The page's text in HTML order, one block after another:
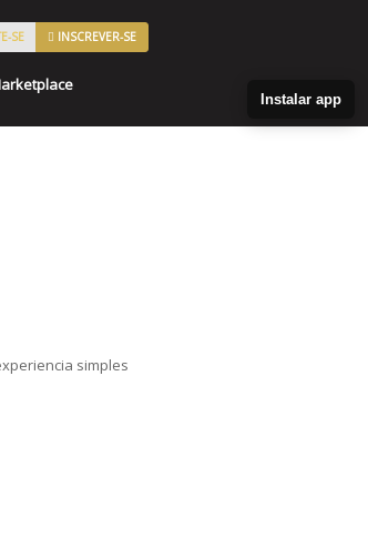
SE INSCREVER-SE
simples
Instalar app